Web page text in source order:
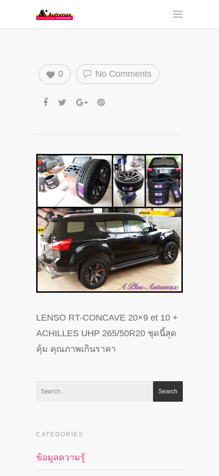
No Comments
0
LENSO RT-CONCAVE 20×9 et 10 +
ACHILLES UHP 265/50R20 ชุดนี้สุด
คุ้ม คุณภาพเกินราคา
CATEGORIES
ข้อมูลความรู้